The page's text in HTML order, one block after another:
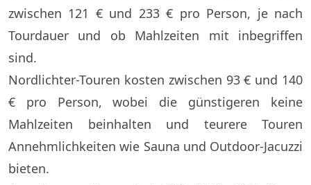
zwischen 121 € und 233 € pro Person, je nach
Tourdauer und ob Mahlzeiten mit inbegriffen
sind.
Nordlichter-Touren kosten zwischen 93 € und 140
€ pro Person, wobei die günstigeren keine
Mahlzeiten beinhalten und teurere Touren
Annehmlichkeiten wie Sauna und Outdoor-Jacuzzi
bieten.